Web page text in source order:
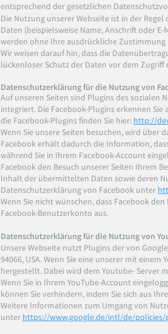
entsprechend der gesetzlichen
Die Nutzung unserer Webseite ist in der
Daten (beispielsweise Name, Anschrift oder
werden ohne Ihre ausdrückliche
Wir weisen darauf hin, dass die
lückenloser Schutz der Daten vor dem
Datenschutzerklärung für die Nutzung von
Auf unseren Seiten sind Plugins des sozialen
integriert. Die Facebook-Plugins erkennen
die Facebook-Plugins finden Sie hier: http://
Wenn Sie unsere Seiten besuchen, wird über
Facebook erhält dadurch die Information,
während Sie in Ihrem Facebook-Account
Facebook den Besuch unserer Seiten Ihrem
Inhalt der übermittelten Daten sowie deren
Datenschutzerklärung von Facebook unter
Wenn Sie nicht wünschen, dass Facebook
Facebook-Benutzerkonto aus.
Datenschutzerklärung für die Nutzung von
Unsere Webseite nutzt Plugins der von
94066, USA. Wenn Sie eine unserer mit
hergestellt. Dabei wird dem Youtube- Server
Wenn Sie in Ihrem YouTube-Account
können Sie verhindern, indem Sie sich aus
Weitere Informationen zum Umgang von
unter https://www.google.de/intl/de/policies/